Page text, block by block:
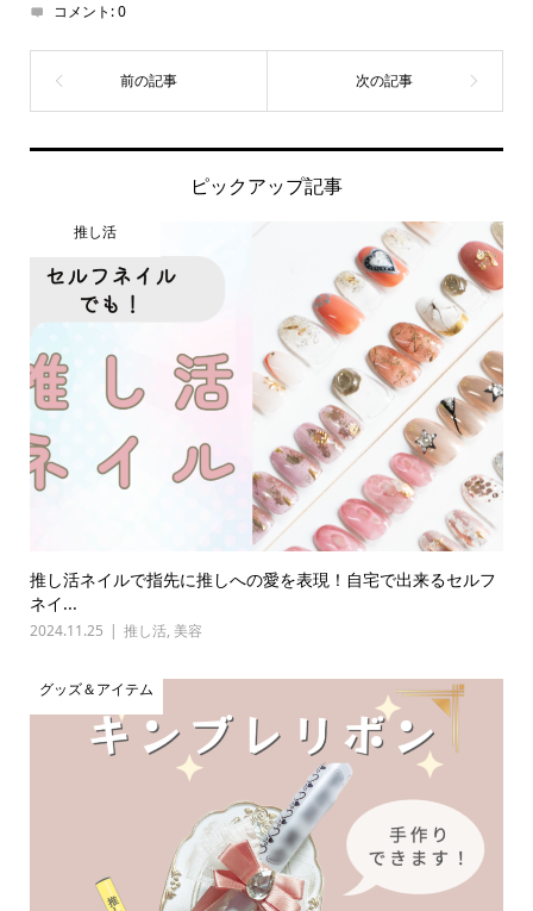
コメント:0
ピックアップ記事
推し活
推し活ネイルで指先に推しへの愛を表現！自宅で出来るセルフ
ネイ...
2024.11.25 推し活, 美容
グッズ＆アイテム